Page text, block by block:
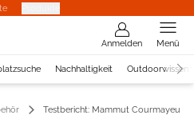
Anmelden Menü
Nachhaltigkeit Outdoorwissen
Testbericht: Mammut Courmayeur